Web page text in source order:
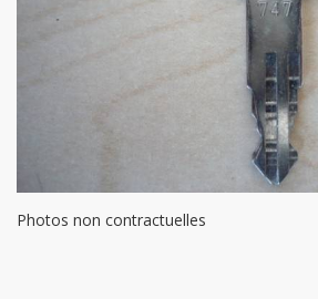
Photos non contractuelles